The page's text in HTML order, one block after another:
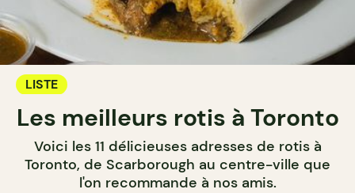
LISTE
Les meilleurs rotis à Toronto
Voici les 11 délicieuses adresses de rotis à
Toronto, de Scarborough au centre-ville que
l'on recommande à nos amis.